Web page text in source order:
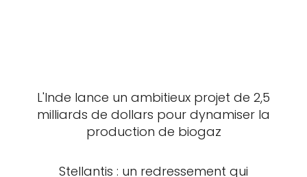
L'Inde lance un ambitieux projet de 2,5
milliards de dollars pour dynamiser la
production de biogaz
Stellantis : un redressement qui